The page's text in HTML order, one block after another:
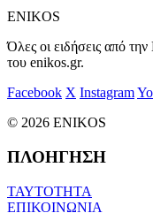
ENIKOS
Όλες οι ειδήσεις από
του enikos.gr.
Facebook X Instagram
© 2026 ENIKOS
ΠΛΟΗΓΗΣΗ
ΤΑΥΤΟΤΗΤΑ
ΕΠΙΚΟΙΝΩΝΙΑ